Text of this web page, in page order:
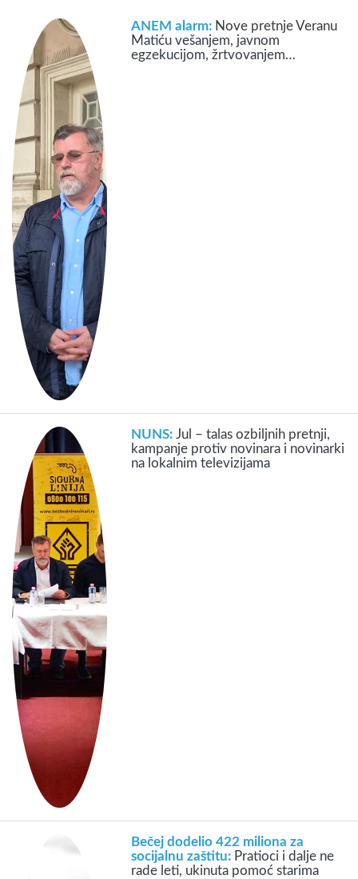
ANEM alarm: Nove pretnje Veranu
Matiću vešanjem, javnom
egzekucijom, žrtvovanjem…
NUNS:Jul – talas ozbiljnih pretnji,
kampanje protiv novinara i novinarki
na lokalnim televizijama
Bečej dodelio 422 miliona za
socijalnu zaštitu: Pratioci i dalje ne
rade leti, ukinuta pomoć starima